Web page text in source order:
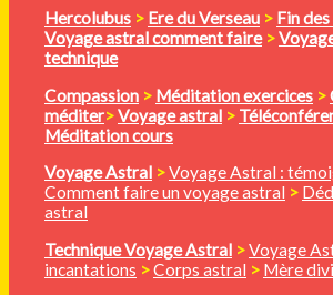
Hercolubus > Ere du Verseau > Fin
Voyage astral comment faire >
technique
Compassion > Méditationexercices >
méditer>Voyage astral >
Méditation cours
Voyage Astral >Voyage Astral :
Comment faire un voyage astral >
astral
Technique Voyage Astral >Voyage
incantations >Corps astral > Mère